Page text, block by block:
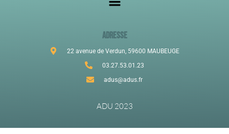
ADRESSE
22 avenue de Verdun, 59600 MAUBEUGE
03.27.53.01.23
adus@adus.fr
ADU 2023